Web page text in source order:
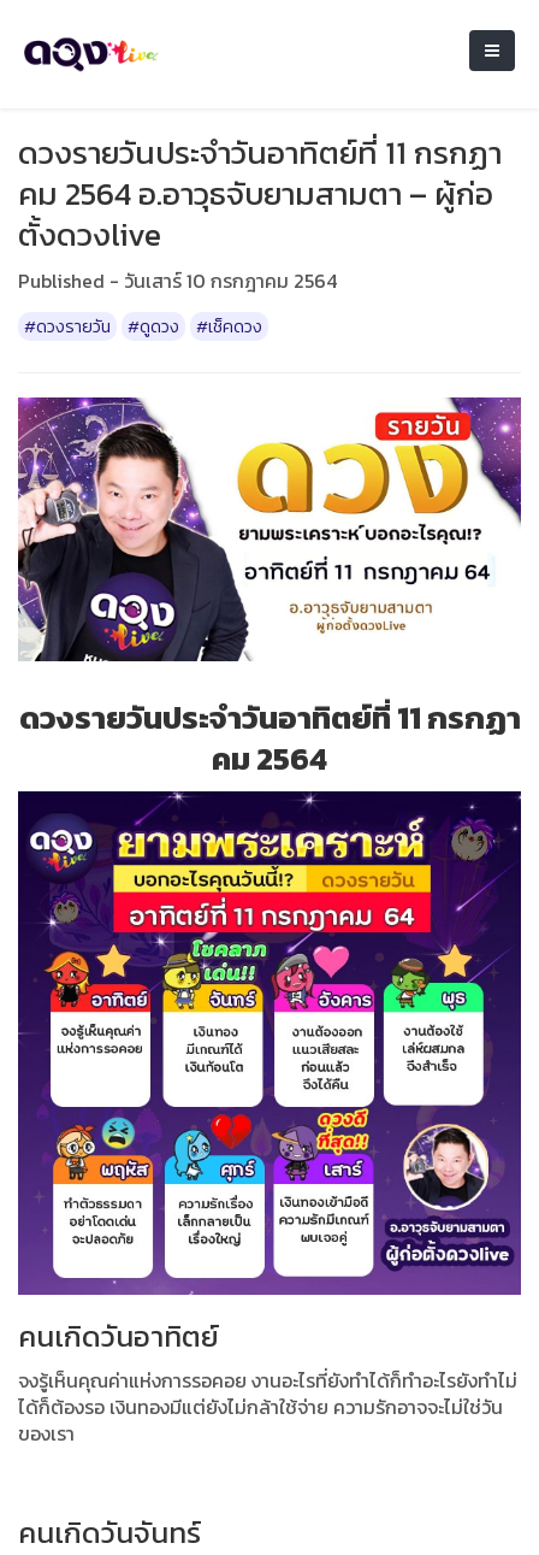
ดวงรายวันประจำวันอาทิตย์ที่ 11 กรกฏา
คม 2564 อ.อาวุธจับยามสามตา – ผู้ก่อ
ตั้งดวงlive
Published - วันเสาร์ 10 กรกฎาคม 2564
#ดวงรายวัน #ดูดวง #เช็คดวง
ดวงรายวันประจำวันอาทิตย์ที่ 11 กรกฏา
คม 2564
คนเกิดวันอาทิตย์
จงรู้เห็นคุณค่าแห่งการรอคอย งานอะไรที่ยังทำได้ก็ทำอะไรยังทำไม่
ได้ก็ต้องรอ เงินทองมีแต่ยังไม่กล้าใช้จ่าย ความรักอาจจะไม่ใช่วัน
ของเรา
คนเกิดวันจันทร์